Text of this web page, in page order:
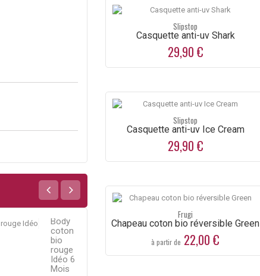
Body
coton
bio
rouge
Idéo 6
Mois
Body
bio
Slipstop
Casquette anti-uv Shark
29,90 €
Slipstop
Casquette anti-uv Ice Cream
29,90 €
Frugi
Chapeau coton bio réversible Green
à partir de 22,00 €